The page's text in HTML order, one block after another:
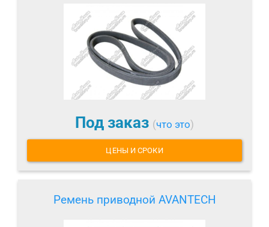
Под заказ (что это)
ЦЕНЫ И СРОКИ
Ремень приводной AVANTECH